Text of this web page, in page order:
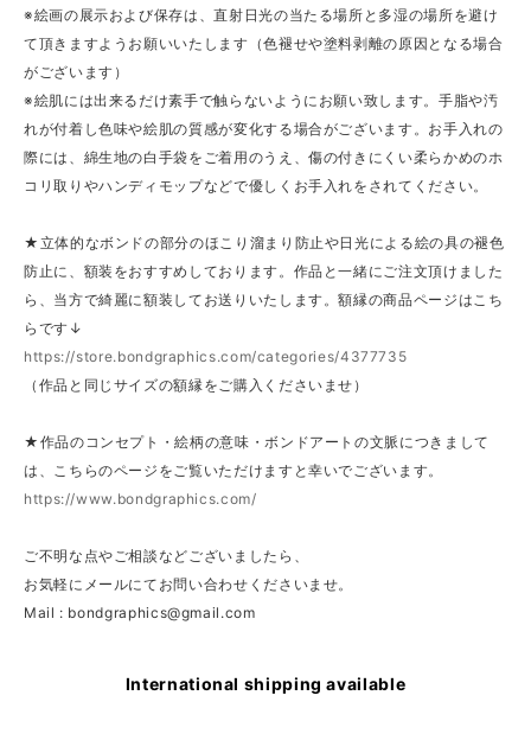
※絵画の展示および保存は、直射日光の当たる場所と多湿の場所を避け
て頂きますようお願いいたします（色褪せや塗料剥離の原因となる場合
がございます）
※絵肌には出来るだけ素手で触らないようにお願い致します。手脂や汚
れが付着し色味や絵肌の質感が変化する場合がございます。お手入れの
際には、綿生地の白手袋をご着用のうえ、傷の付きにくい柔らかめのホ
コリ取りやハンディモップなどで優しくお手入れをされてください。
★立体的なボンドの部分のほこり溜まり防止や日光による絵の具の褪色
防止に、額装をおすすめしております。作品と一緒にご注文頂けました
ら、当方で綺麗に額装してお送りいたします。額縁の商品ページはこち
らです↓
https://store.bondgraphics.com/categories/4377735
（作品と同じサイズの額縁をご購入くださいませ）
★作品のコンセプト・絵柄の意味・ボンドアートの文脈につきまして
は、こちらのページをご覧いただけますと幸いでございます。
https://www.bondgraphics.com/
ご不明な点やご相談などございましたら、
お気軽にメールにてお問い合わせくださいませ。
Mail : bondgraphics@gmail.com
International shipping available